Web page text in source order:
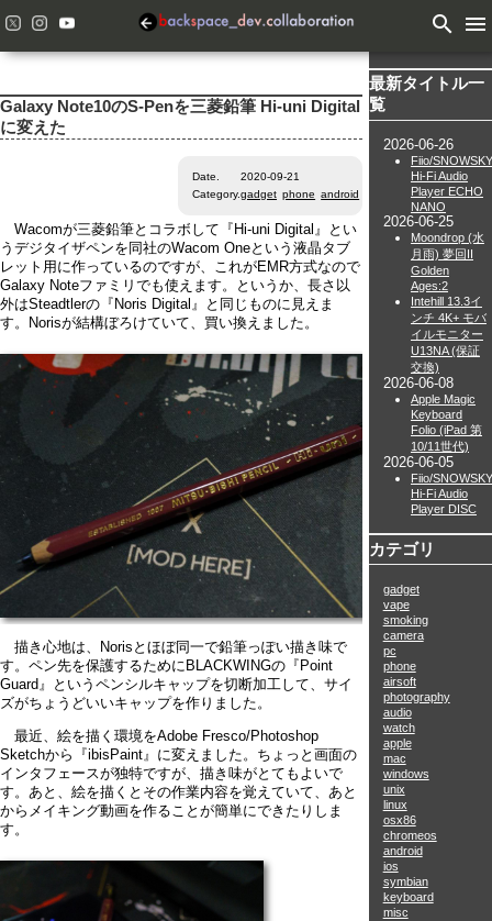
search menu
Galaxy Note10のS-Penを三菱鉛筆 Hi-uni Digital
に変えた
Date.
2020-09-21
Category.gadget phone android
Wacomが三菱鉛筆とコラボして『Hi-uni Digital』とい
うデジタイザペンを同社のWacom Oneという液晶タブ
レット用に作っているのですが、これがEMR方式なので
Galaxy Noteファミリでも使えます。というか、長さ以
外はSteadtlerの『Noris Digital』と同じものに見えま
す。Norisが結構ぼろけていて、買い換えました。
描き心地は、Norisとほぼ同一で鉛筆っぽい描き味で
す。ペン先を保護するためにBLACKWINGの『Point
Guard』というペンシルキャップを切断加工して、サイ
ズがちょうどいいキャップを作りました。
最近、絵を描く環境をAdobe Fresco/Photoshop
Sketchから『ibisPaint』に変えました。ちょっと画面の
インタフェースが独特ですが、描き味がとてもよいで
す。あと、絵を描くとその作業内容を覚えていて、あと
からメイキング動画を作ることが簡単にできたりしま
す。
最新タイトル一
覧
2026-06-26
Fiio/SNOWSKY
Hi-Fi Audio
Player ECHO
NANO
2026-06-25
Moondrop (水
月雨) 夢回II
Golden
Ages:2
Intehill 13.3イ
ンチ 4K+ モバ
イルモニター
U13NA (保証
交換)
2026-06-08
Apple Magic
Keyboard
Folio (iPad 第
10/11世代)
2026-06-05
Fiio/SNOWSKY
Hi-Fi Audio
Player DISC
カテゴリ
gadget
vape
smoking
camera
pc
phone
airsoft
photography
audio
watch
apple
mac
windows
unix
linux
osx86
chromeos
android
ios
symbian
keyboard
misc